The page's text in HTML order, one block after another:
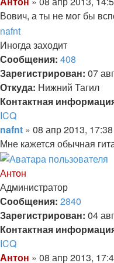
пользователя
Антон
Вович, а ты не мог бы
Вернуться
к
началу
nafnt
Иногда заходит
Сообщения: 408
Зарегистрирован: 07
Откуда: Нижний Тагил
Контактная
Контактная
информация
пользователя
nafnt
ICQ
Цитата
Сообщение
nafnt » 08 апр 2013, 17:38
Мне кажется обычная
Вернуться
к
началу
Антон
Администратор
Сообщения: 2840
Зарегистрирован: 04
Контактная
Контактная
информация
ICQ
Цитата
Сообщение
Антон » 08 апр 2013,